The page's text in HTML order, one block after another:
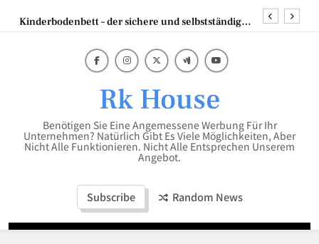
Kinderbodenbett – der sichere und selbstständige
Start ins Schlafabenteuer
Scheren Stehtisch in 110 cm hoch – die perfekte
Lösung für flexible Events
Die besten Strategien mit Backlinks Pakete für
Kinderbodenbett – der sichere und selbstständige
Start ins Schlafabenteuer
Rk House
Benötigen Sie Eine Angemessene Werbung Für Ihr
Unternehmen? Natürlich Gibt Es Viele Möglichkeiten, Aber
Nicht Alle Funktionieren. Nicht Alle Entsprechen Unserem
Angebot.
Subscribe Random News